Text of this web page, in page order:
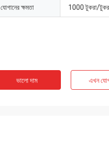
যোগানের ক্ষমতা 1000 টুকরা/
ভালো দাম এখন